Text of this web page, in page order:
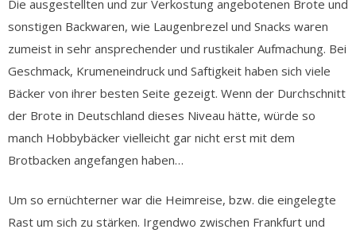
Die ausgestellten und zur Verkostung angebotenen Brote und
sonstigen Backwaren, wie Laugenbrezel und Snacks waren
zumeist in sehr ansprechender und rustikaler Aufmachung. Bei
Geschmack, Krumeneindruck und Saftigkeit haben sich viele
Bäcker von ihrer besten Seite gezeigt. Wenn der Durchschnitt
der Brote in Deutschland dieses Niveau hätte, würde so
manch Hobbybäcker vielleicht gar nicht erst mit dem
Brotbacken angefangen haben…
Um so ernüchterner war die Heimreise, bzw. die eingelegte
Rast um sich zu stärken. Irgendwo zwischen Frankfurt und